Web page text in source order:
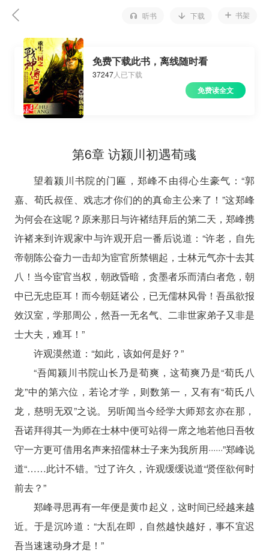
听书 下载 书架
免费下载此书，离线随时看
37247人已下载
免费读全文
第6章 访颍川初遇荀彧
望着颍川书院的门匾，郑峰不由得心生豪气：“郭
嘉、荀氏叔侄、戏志才你们的的真命主公来了！”这郑峰
为何会在这呢？原来那日与许褚结拜后的第二天，郑峰携
许褚来到许观家中与许观开启一番后说道：“许老，自先
帝朝陈公奋力一击却为宦官所禁锢起，士林元气亦十去其
八！当今宦官当权，朝政昏暗，贪墨者乐而清白者危，朝
中已无忠臣耳！而今朝廷诸公，已无儒林风骨！吾虽欲报
效汉室，学那周公，然吾一无名气、二非世家弟子又非是
士大夫，难耳！”
许观漠然道：“如此，该如何是好？”
“吾闻颍川书院山长乃是荀爽，这荀爽乃是“荀氏八
龙”中的第六位，若论才学，则数第一，又有有“荀氏八
龙，慈明无双”之说。另听闻当今经学大师郑玄亦在那，
吾诺拜得其一为师在士林中便可站得一席之地若他日吾牧
守一方更可借用名声来招儒林士子来为我所用······”郑峰说
道“……此计不错。”过了许久，许观缓缓说道“贤侄欲何时
前去？”
郑峰寻思再有一年便是黄巾起义，这时间已经越来越
近。于是沉吟道：“大乱在即，自然越快越好，事不宜迟
吾当速速动身才是！”